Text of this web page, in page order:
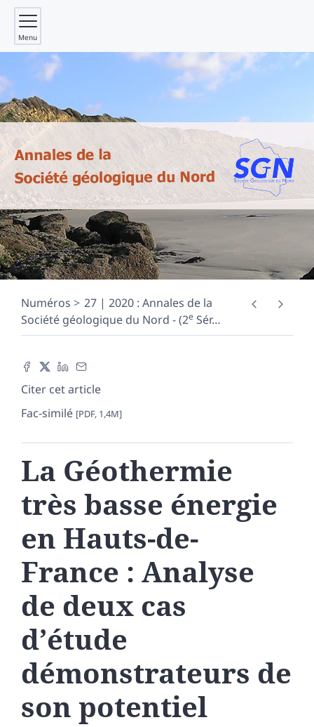
Menu
Numéros
27 | 2020 : Annales de la
Société géologique du Nord - (2e Sér…
Citer cet article
Fac-similé [PDF, 1,4M]
La Géothermie
très basse énergie
en Hauts-de-
France : Analyse
de deux cas
d’étude
démonstrateurs de
son potentiel